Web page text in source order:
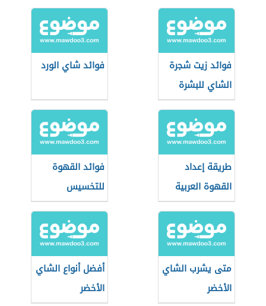
فوائد زيت شجرة
الشاي للبشرة
فوائد شاي الورد
طريقة إعداد
القهوة العربية
فوائد القهوة
للتخسيس
متى يشرب الشاي
الأخضر
أفضل أنواع الشاي
الأخضر